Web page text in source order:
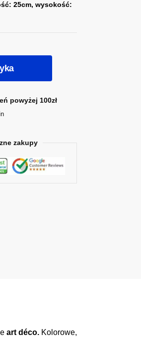
25cm, wysokość:
powyżej 100zł
zakupy
art déco.Kolorowe,